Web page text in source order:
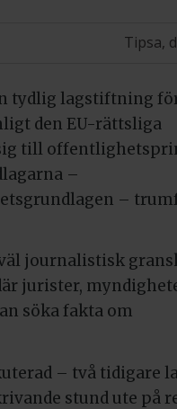
Tipsa,
tydlig lagstiftning
den EU-rättsliga
till
–
–
journalistisk
jurister,
söka fakta om
– två tidigare
stund ute på